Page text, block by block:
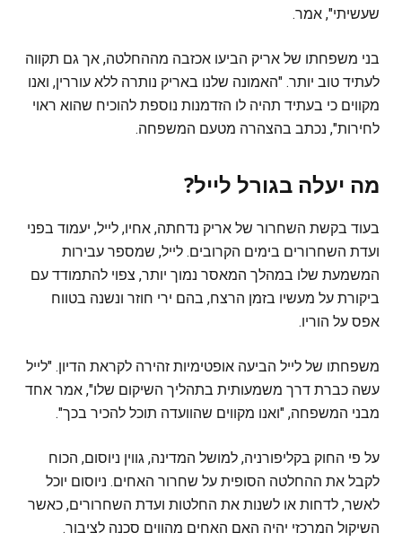
שעשיתי", אמר.
בני משפחתו של אריק הביעו אכזבה מההחלטה, אך גם תקווה
לעתיד טוב יותר. "האמונה שלנו באריק נותרה ללא עוררין, ואנו
מקווים כי בעתיד תהיה לו הזדמנות נוספת להוכיח שהוא ראוי
לחירות", נכתב בהצהרה מטעם המשפחה.
מה יעלה בגורל לייל?
בעוד בקשת השחרור של אריק נדחתה, אחיו, לייל, יעמוד בפני
ועדת השחרורים בימים הקרובים. לייל, שמספר עבירות
המשמעת שלו במהלך המאסר נמוך יותר, צפוי להתמודד עם
ביקורת על מעשיו בזמן הרצח, בהם ירי חוזר ונשנה בטווח
אפס על הוריו.
משפחתו של לייל הביעה אופטימיות זהירה לקראת הדיון. "לייל
עשה כברת דרך משמעותית בתהליך השיקום שלו", אמר אחד
מבני המשפחה, "ואנו מקווים שהוועדה תוכל להכיר בכך".
על פי החוק בקליפורניה, למושל המדינה, גווין ניוסום, הכוח
לקבל את ההחלטה הסופית על שחרור האחים. ניוסום יוכל
לאשר, לדחות או לשנות את החלטות ועדת השחרורים, כאשר
השיקול המרכזי יהיה האם האחים מהווים סכנה לציבור.